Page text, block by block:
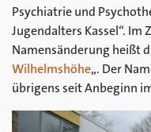
Psychiatrie und
Jugendalters Kassel“. Im
Namensänderung heißt
Wilhelmshöhe„. Der
übrigens seit Anbeginn